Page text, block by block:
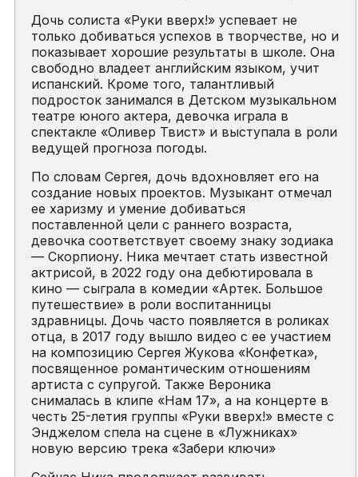
Дочь солиста «Руки вверх!» успевает не
только добиваться успехов в творчестве, но и
показывает хорошие результаты в школе. Она
свободно владеет английским языком, учит
испанский. Кроме того, талантливый
подросток занимался в Детском музыкальном
театре юного актера, девочка играла в
спектакле «Оливер Твист» и выступала в роли
ведущей прогноза погоды.
По словам Сергея, дочь вдохновляет его на
создание новых проектов. Музыкант отмечал
ее харизму и умение добиваться
поставленной цели с раннего возраста,
девочка соответствует своему знаку зодиака
— Скорпиону. Ника мечтает стать известной
актрисой, в 2022 году она дебютировала в
кино — сыграла в комедии «Артек. Большое
путешествие» в роли воспитанницы
здравницы. Дочь часто появляется в роликах
отца, в 2017 году вышло видео с ее участием
на композицию Сергея Жукова «Конфетка»,
посвященное романтическим отношениям
артиста с супругой. Также Вероника
снималась в клипе «Нам 17», а на концерте в
честь 25-летия группы «Руки вверх!» вместе с
Энджелом спела на сцене в «Лужниках»
новую версию трека «Забери ключи»